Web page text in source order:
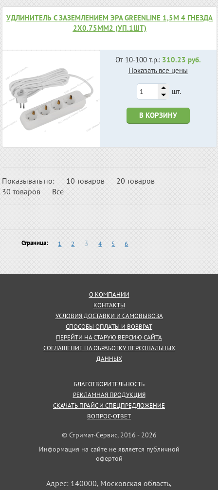
УДЛИНИТЕЛЬ С ЗАЗЕМЛЕНИЕМ ЭРА GREENLINE 1,5М 4 ГНЕЗДА
2X0.75ММ2 (УП.1ШТ)
От 10-100 т.р.: 310.23 руб.
Показать все цены
шт.
В КОРЗИНУ
Показывать по: 10 товаров
20 товаров
30 товаров
Все
Страница: 1 2 3 4 5 6
О КОМПАНИИ
КОНТАКТЫ
УСЛОВИЯ ДОСТАВКИ И САМОВЫВОЗА
СПОСОБЫ ОПЛАТЫ И ВОЗВРАТ
ПЕРЕЙТИ НА СТАРУЮ ВЕРСИЮ САЙТА
СОГЛАШЕНИЕ НА ОБРАБОТКУ ПЕРСОНАЛЬНЫХ
ДАННЫХ
БЛАГОТВОРИТЕЛЬНОСТЬ
РЕКЛАМНАЯ ПРОДУКЦИЯ
СКАЧАТЬ ПРАЙС И СПЕЦПРЕДЛОЖЕНИЕ
ВОПРОС-ОТВЕТ
© Стримат-Сервис, 2016 - 2026
Информация на сайте не является публичной
офертой
Адрес: 140000, Московская область,